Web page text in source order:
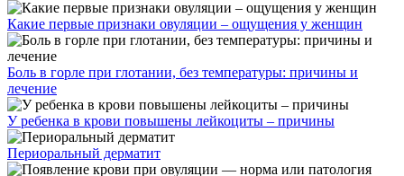
Какие первые признаки овуляции – ощущения у женщин
Боль в горле при глотании, без температуры: причины и
лечение
У ребенка в крови повышены лейкоциты – причины
Периоральный дерматит